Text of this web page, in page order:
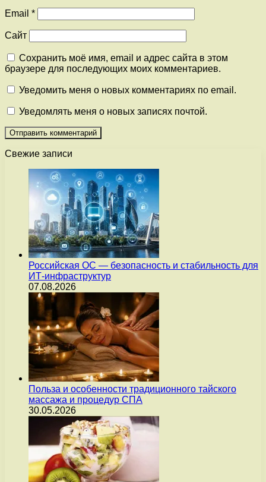
Email *
Сайт
Сохранить моё имя, email и адрес сайта в этом
браузере для последующих моих комментариев.
Уведомить меня о новых комментариях по email.
Уведомлять меня о новых записях почтой.
Свежие записи
Российская ОС — безопасность и стабильность для
ИТ-инфраструктур
07.08.2026
Польза и особенности традиционного тайского
массажа и процедур СПА
30.05.2026